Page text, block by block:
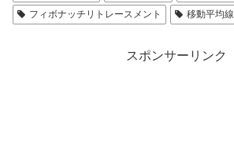
フィボナッチリトレースメント 移動平均線
スポンサーリンク